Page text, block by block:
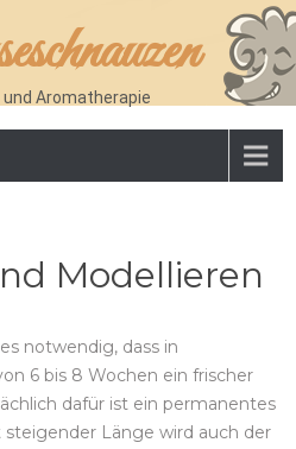
und Aromatherapie
Modellieren
notwendig, dass in
6 bis 8 Wochen ein frischer
dafür ist ein permanentes
Länge wird auch der